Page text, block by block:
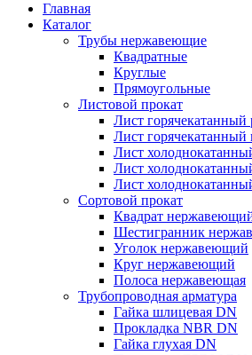
Главная
Каталог
Трубы нержавеющие
Квадратные
Круглые
Прямоугольные
Листовой прокат
Лист
Лист горячекатанный
Лист
Лист
Лист
Сортовой прокат
Квадрат
Шестигранник
Уголок нержавеющий
Круг нержавеющий
Полоса нержавеющая
Трубопроводная арматура
Гайка шлицевая DN
Прокладка NBR DN
Гайка глухая DN